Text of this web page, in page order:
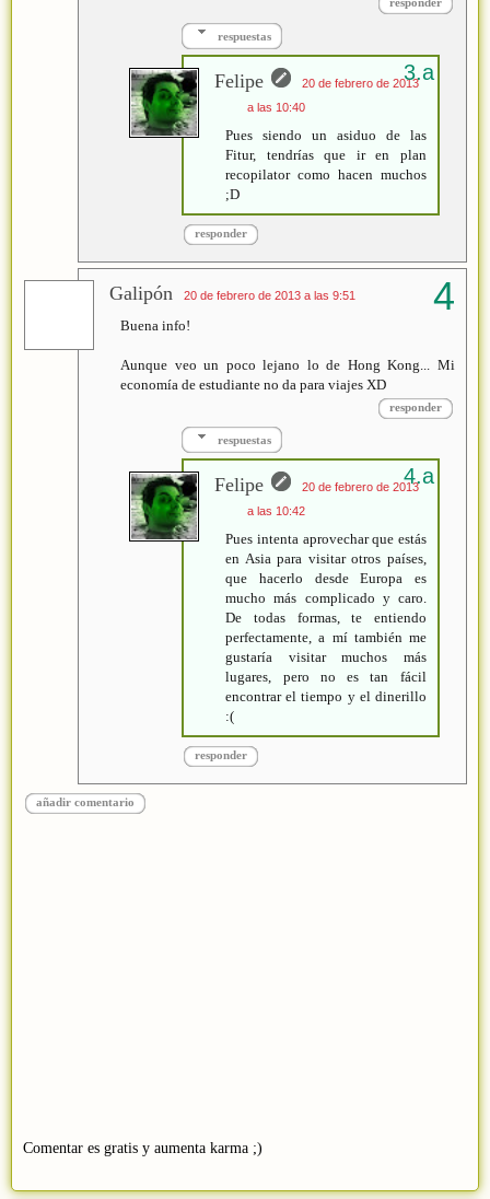
responder
respuestas
Felipe
20 de febrero de 2013
a las 10:40
Pues siendo un asiduo de las
Fitur, tendrías que ir en plan
recopilator como hacen muchos
;D
responder
Galipón 20 de febrero de 2013 a las 9:51
Buena info!
Aunque veo un poco lejano lo de Hong Kong... Mi
economía de estudiante no da para viajes XD
responder
respuestas
Felipe
20 de febrero de 2013
a las 10:42
Pues intenta aprovechar que estás
en Asia para visitar otros países,
que hacerlo desde Europa es
mucho más complicado y caro.
De todas formas, te entiendo
perfectamente, a mí también me
gustaría visitar muchos más
lugares, pero no es tan fácil
encontrar el tiempo y el dinerillo
:(
responder
añadir comentario
Comentar es gratis y aumenta karma ;)